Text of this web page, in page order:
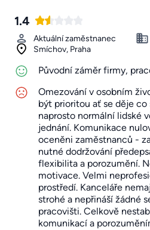
1.4
Aktuální zaměstnanec
Smíchov, Praha
Původní záměr firmy,
Omezování v osobním
být prioritou ať se děje co
naprosto normální lidské
jednání. Komunikace
oceněni zaměstnanců -
nutné dodržování
flexibilita a porozumění.
motivace. Velmi
prostředí. Kanceláře
strohé a nepřináší žádné
pracovišti. Celkově
komunikací a